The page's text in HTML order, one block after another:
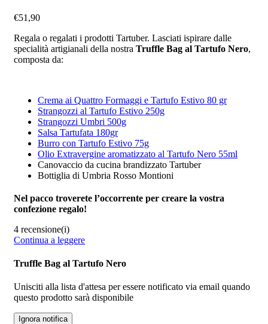
€51,90
Regala o regalati i prodotti Tartuber. Lasciati ispirare dalle
specialità artigianali della nostra Truffle Bag al Tartufo Nero,
composta da:
Crema ai Quattro Formaggi e Tartufo Estivo 80 gr
Strangozzi al Tartufo Estivo 250g
Strangozzi Umbri 500g
Salsa Tartufata 180gr
Burro con Tartufo Estivo 75g
Olio Extravergine aromatizzato al Tartufo Nero 55ml
Canovaccio da cucina brandizzato Tartuber
Bottiglia di Umbria Rosso Montioni
Nel pacco troverete l’occorrente per creare la vostra
confezione regalo!
4 recensione(i)
Continua a leggere
Truffle Bag al Tartufo Nero
Unisciti alla lista d'attesa per essere notificato via email quando
questo prodotto sarà disponibile
Ignora notifica